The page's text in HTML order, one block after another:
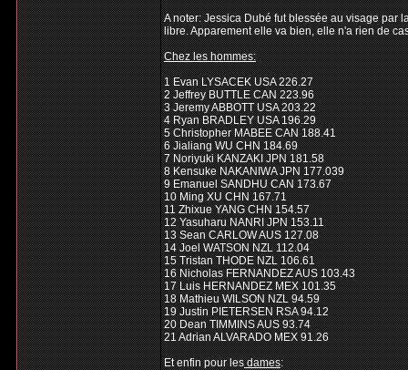
A noter: Jessica Dubé fut blessée au visage par
libre. Apparement elle va bien, elle n'a rien de
Chez les hommes:
1 Evan LYSACEK USA 226.27
2 Jeffrey BUTTLE CAN 223.96
3 Jeremy ABBOTT USA 203.22
4 Ryan BRADLEY USA 196.29
5 Christopher MABEE CAN 188.41
6 Jialiang WU CHN 184.69
7 Noriyuki KANZAKI JPN 181.58
8 Kensuke NAKANIWA JPN 177.039
9 Emanuel SANDHU CAN 173.67
10 Ming XU CHN 167.71
11 Zhixue YANG CHN 154.57
12 Yasuharu NANRI JPN 153.11
13 Sean CARLOW AUS 127.08
14 Joel WATSON NZL 112.04
15 Tristan THODE NZL 106.61
16 Nicholas FERNANDEZ AUS 103.43
17 Luis HERNANDEZ MEX 101.35
18 Mathieu WILSON NZL 94.59
19 Justin PIETERSEN RSA 94.12
20 Dean TIMMINS AUS 93.74
21 Adrian ALVARADO MEX 91.26
Et enfin pour lesdames: